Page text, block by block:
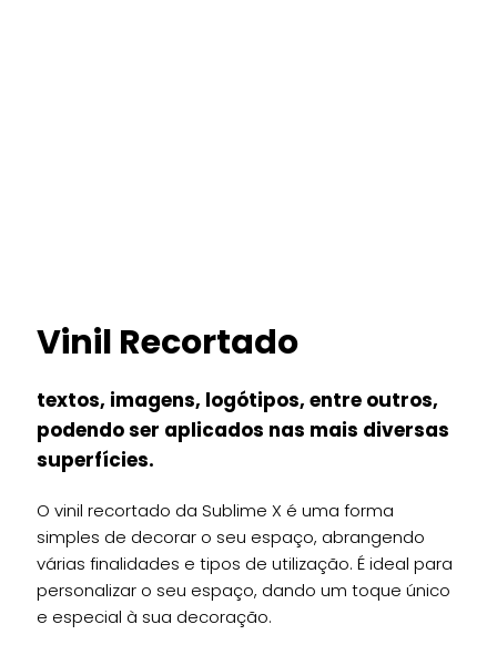
Vinil Recortado
textos, imagens, logótipos, entre outros,
podendo ser aplicados nas mais diversas
superfícies.
O vinil recortado da Sublime X é uma forma
simples de decorar o seu espaço, abrangendo
várias finalidades e tipos de utilização. É ideal para
personalizar o seu espaço, dando um toque único
e especial à sua decoração.